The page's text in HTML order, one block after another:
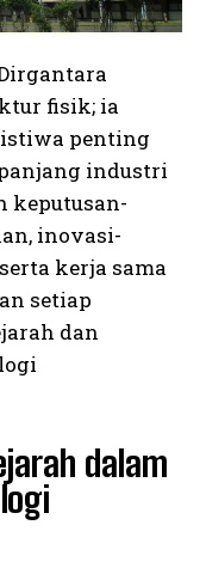
fisik; ia
penting
industri
keputusan-
inovasi-
kerja sama
setiap
dan
dalam